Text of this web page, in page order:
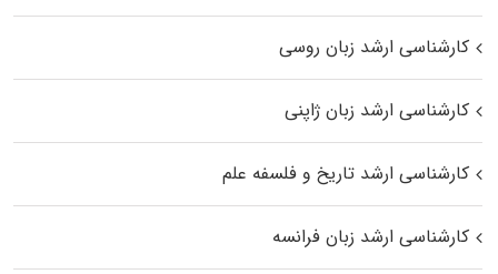
کارشناسی ارشد زبان روسی
کارشناسی ارشد زبان ژاپنی
کارشناسی ارشد تاریخ و فلسفه علم
کارشناسی ارشد زبان فرانسه